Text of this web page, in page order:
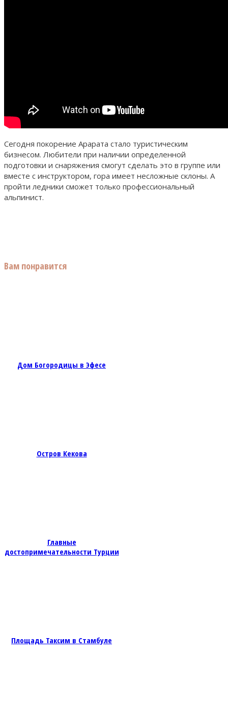
Сегодня покорение Арарата стало туристическим
бизнесом. Любители при наличии определенной
подготовки и снаряжения смогут сделать это в группе или
вместе с инструктором, гора имеет несложные склоны. А
пройти ледники сможет только профессиональный
альпинист.
Вам понравится
Дом Богородицы в Эфесе
Остров Кекова
Главные
достопримечательности Турции
Площадь Таксим в Стамбуле